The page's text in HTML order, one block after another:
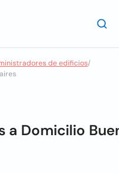
de edificios/
a Domicilio